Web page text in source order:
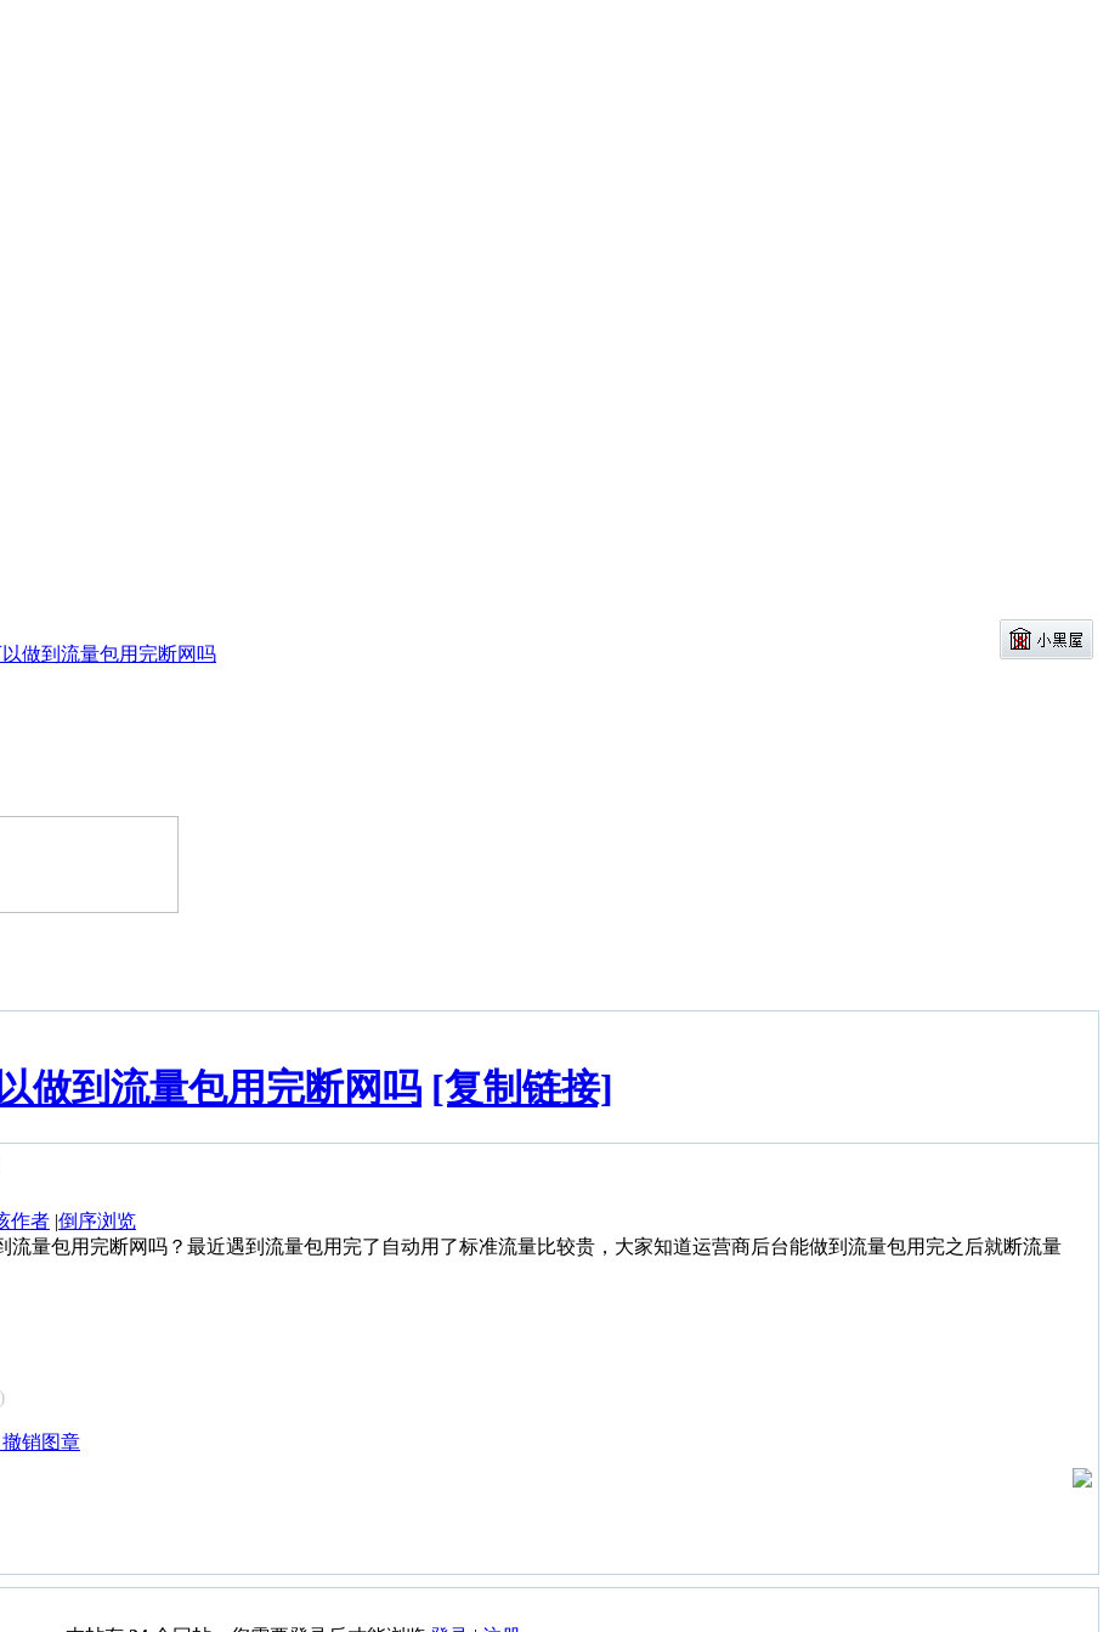
做到流量包用完断网吗
做到流量包用完断网吗 [复制链接]
作者 |倒序浏览
流量包用完断网吗？最近遇到流量包用完了自动用了标准流量比较贵，大家知道运营商后台能做到流量包用完之后就断流量
撤销图章